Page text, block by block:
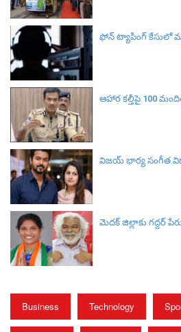
ఫోన్ ట్యాపింగ్‌ కేసులో
ఆహార కల్తీపై 100
విజయ్ భార్య సంగీత
మెదక్ జిల్లాకు గద్దర్
Business Technology